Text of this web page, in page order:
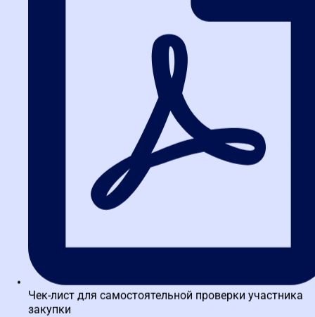
Чек-лист для самостоятельной проверки участника
закупки